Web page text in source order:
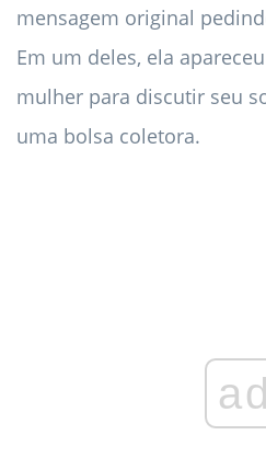
mensagem original
Em um deles, ela
mulher para discutir seu
uma bolsa coletora.
ad